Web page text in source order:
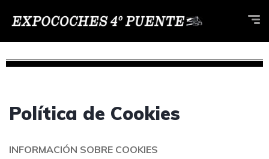
Política de Cookies
INFORMACIÓN SOBRE COOKIES